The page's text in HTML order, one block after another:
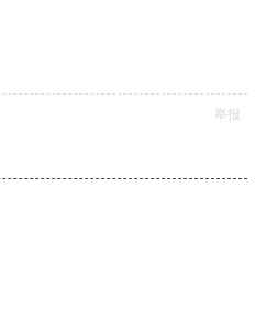
举报